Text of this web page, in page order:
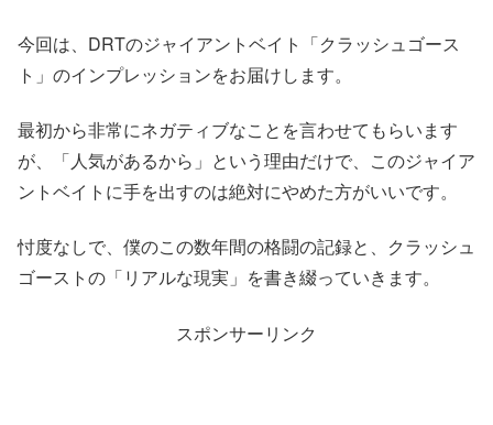
今回は、DRTのジャイアントベイト「クラッシュゴース
ト」のインプレッションをお届けします。
最初から非常にネガティブなことを言わせてもらいます
が、「人気があるから」という理由だけで、このジャイア
ントベイトに手を出すのは絶対にやめた方がいいです。
忖度なしで、僕のこの数年間の格闘の記録と、クラッシュ
ゴーストの「リアルな現実」を書き綴っていきます。
スポンサーリンク